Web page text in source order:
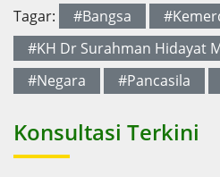
Tagar: #Bangsa
#KH Dr Surahman Hidayat
#Negara
#Pancasila
Konsultasi Terkini